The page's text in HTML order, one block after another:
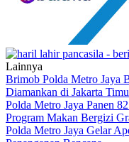
Lainnya
Brimob Polda Metro Jaya
Diamankan di Jakarta
Polda Metro Jaya Panen
Program Makan Bergizi
Polda Metro Jaya Gelar